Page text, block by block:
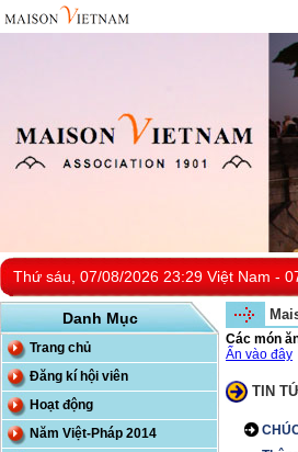
Thứ sáu, 07/08/2026 23:29 Việt Nam -
Danh Mục
Trang chủ
Đăng kí hội viên
Hoạt động
Năm Việt-Pháp 2014
Các món
Ấn vào đây
TIN